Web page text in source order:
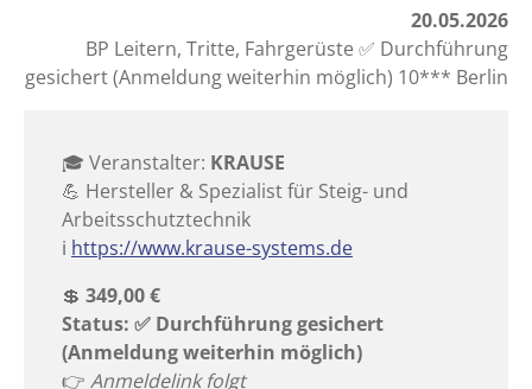
20.05.2026
BP Leitern, Tritte, Fahrgerüste ✅ Durchführung
gesichert (Anmeldung weiterhin möglich) 10*** Berlin
🎓 Veranstalter: KRAUSE
💪 Hersteller & Spezialist für Steig- und
Arbeitsschutztechnik
ℹ️ https://www.krause-systems.de
💲 349,00 €
Status: ✅ Durchführung gesichert
(Anmeldung weiterhin möglich)
👉 ️ Anmeldelink folgt